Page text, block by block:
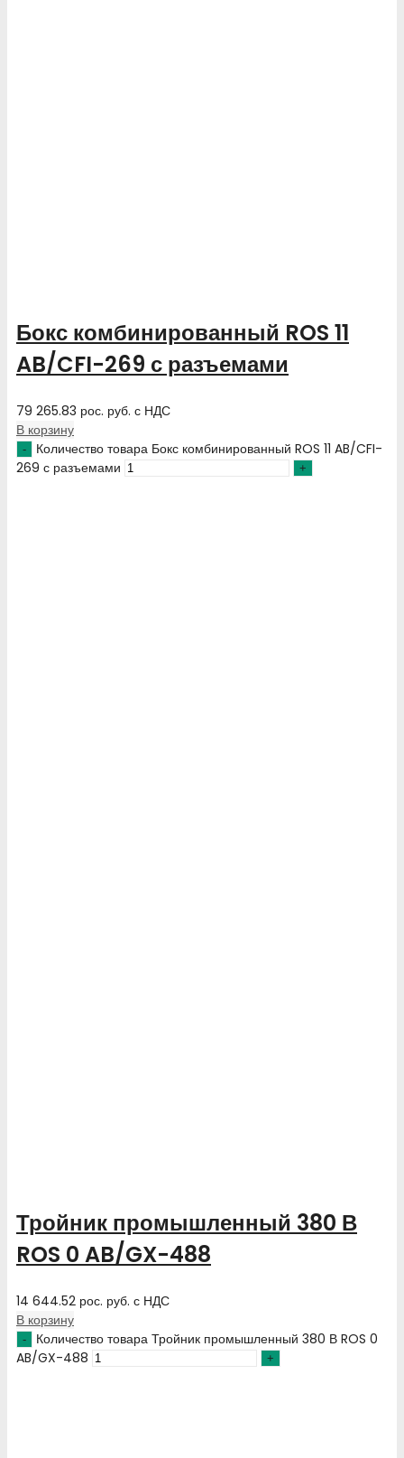
Бокс комбинированный ROS 11
AB/CFI-269 с разъемами
79 265.83 рос. руб. с НДС
В корзину
Количество товара Бокс комбинированный ROS 11 AB/CFI-
269 с разъемами
Тройник промышленный 380 В
ROS 0 AB/GX-488
14 644.52 рос. руб. с НДС
В корзину
Количество товара Тройник промышленный 380 В ROS 0
AB/GX-488